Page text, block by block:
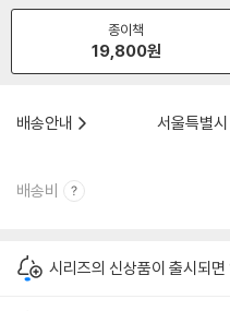
종이책
19,800원
배송안내
서울특별
배송비
시리즈의 신상품이 출시되면